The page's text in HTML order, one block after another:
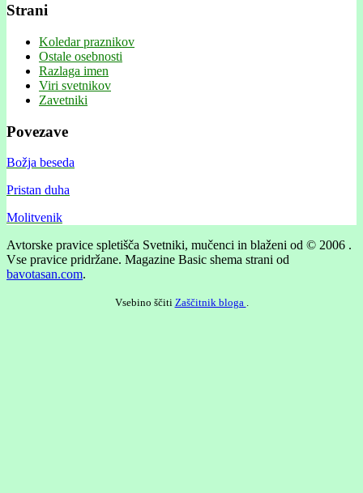
Strani
Koledar praznikov
Ostale osebnosti
Razlaga imen
Viri svetnikov
Zavetniki
Povezave
Božja beseda
Pristan duha
Molitvenik
Avtorske pravice spletišča Svetniki, mučenci in blaženi od © 2006 .
Vse pravice pridržane. Magazine Basic shema strani od
bavotasan.com.
Vsebino ščiti Zaščitnik bloga .